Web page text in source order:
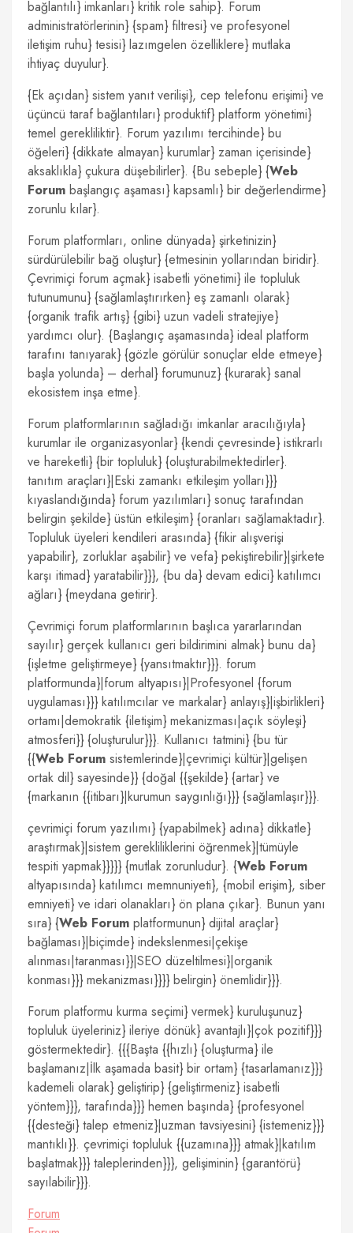
bağlantılı} imkanları} kritik role sahip}. Forum
administratörlerinin} {spam} filtresi} ve profesyonel
iletişim ruhu} tesisi} lazımgelen özelliklere} mutlaka
ihtiyaç duyulur}.
{Ek açıdan} sistem yanıt verilişi}, cep telefonu erişimi} ve
üçüncü taraf bağlantıları} produktif} platform yönetimi}
temel gerekliliktir}. Forum yazılımı tercihinde} bu
öğeleri} {dikkate almayan} kurumlar} zaman içerisinde}
aksaklıkla} çukura düşebilirler}. {Bu sebeple} {Web
Forum başlangıç aşaması} kapsamlı} bir değerlendirme}
zorunlu kılar}.
Forum platformları, online dünyada} şirketinizin}
sürdürülebilir bağ oluştur} {etmesinin yollarından biridir}.
Çevrimiçi forum açmak} isabetli yönetimi} ile topluluk
tutunumunu} {sağlamlaştırırken} eş zamanlı olarak}
{organik trafik artış} {gibi} uzun vadeli stratejiye}
yardımcı olur}. {Başlangıç aşamasında} ideal platform
tarafını tanıyarak} {gözle görülür sonuçlar elde etmeye}
başla yolunda} – derhal} forumunuz} {kurarak} sanal
ekosistem inşa etme}.
Forum platformlarının sağladığı imkanlar aracılığıyla}
kurumlar ile organizasyonlar} {kendi çevresinde} istikrarlı
ve hareketli} {bir topluluk} {oluşturabilmektedirler}.
tanıtım araçları}|Eski zamankı etkileşim yolları}}}
kıyaslandığında} forum yazılımları} sonuç tarafından
belirgin şekilde} üstün etkileşim} {oranları sağlamaktadır}.
Topluluk üyeleri kendileri arasında} {fikir alışverişi
yapabilir}, zorluklar aşabilir} ve vefa} pekiştirebilir}|şirkete
karşı itimad} yaratabilir}}}, {bu da} devam edici} katılımcı
ağları} {meydana getirir}.
Çevrimiçi forum platformlarının başlıca yararlarından
sayılır} gerçek kullanıcı geri bildirimini almak} bunu da}
{işletme geliştirmeye} {yansıtmaktır}}}. forum
platformunda}|forum altyapısı}|Profesyonel {forum
uygulaması}}} katılımcılar ve markalar} anlayış}|işbirlikleri}
ortamı|demokratik {iletişim} mekanizması|açık söyleşi}
atmosferi}} {oluşturulur}}}. Kullanıcı tatmini} {bu tür
{{Web Forum sistemlerinde}|çevrimiçi kültür}|gelişen
ortak dil} sayesinde}} {doğal {{şekilde} {artar} ve
{markanın {{itibarı}|kurumun saygınlığı}}} {sağlamlaşır}}}.
çevrimiçi forum yazılımı} {yapabilmek} adına} dikkatle}
araştırmak}|sistem gerekliliklerini öğrenmek}|tümüyle
tespiti yapmak}}}}} {mutlak zorunludur}. {Web Forum
altyapısında} katılımcı memnuniyeti}, {mobil erişim}, siber
emniyeti} ve idari olanakları} ön plana çıkar}. Bunun yanı
sıra} {Web Forum platformunun} dijital araçlar}
bağlaması}|biçimde} indekslenmesi|çekişe
alınması|taranması}}|SEO düzeltilmesi}|organik
konması}}} mekanizması}}}} belirgin} önemlidir}}}.
Forum platformu kurma seçimi} vermek} kuruluşunuz}
topluluk üyeleriniz} ileriye dönük} avantajlı}|çok pozitif}}}
göstermektedir}. {{{Başta {{hızlı} {oluşturma} ile
başlamanız|İlk aşamada basit} bir ortam} {tasarlamanız}}}
kademeli olarak} geliştirip} {geliştirmeniz} isabetli
yöntem}}}, tarafında}}} hemen başında} {profesyonel
{{desteği} talep etmeniz}|uzman tavsiyesini} {istemeniz}}}
mantıklı}}. çevrimiçi topluluk {{uzamına}}} atmak}|katılım
başlatmak}}} taleplerinden}}}, gelişiminin} {garantörü}
sayılabilir}}}.
Forum